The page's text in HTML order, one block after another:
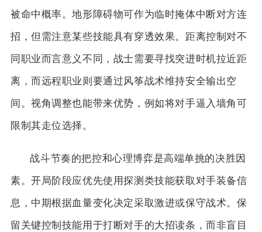
被命中概率。地形障碍物可作为临时掩体中断对方连
招，但需注意某些技能具有穿透效果。距离控制对不
同职业而言意义不同，战士需要寻找突进时机拉近距
离，而远程职业则要通过风筝战术维持安全输出空
间。视角调整也能带来优势，例如将对手逼入墙角可
限制其走位选择。
战斗节奏的把控和心理博弈是高端单挑的决胜因
素。开局阶段应优先使用探测类技能获取对手装备信
息，中期根据血量变化决定采取激进或保守战术。保
留关键控制技能用于打断对手的大招读条，而非盲目